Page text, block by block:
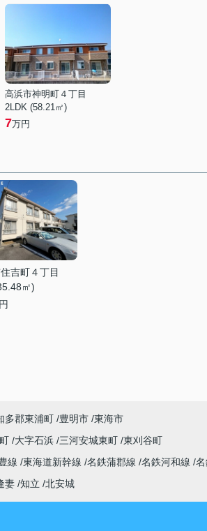
高浜市神明町４丁目
2LDK (58.21㎡)
7万円
吉町４丁目
㎡)
多郡東浦町 豊明市 東海市
大字石浜 三河安城東町 東刈谷町
線 東海道新幹線 名鉄蒲郡線 名鉄河和線
妻 知立 北安城